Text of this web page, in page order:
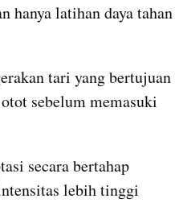
hanya latihan daya tahan
tari yang bertujuan
sebelum memasuki
secara bertahap
lebih tinggi